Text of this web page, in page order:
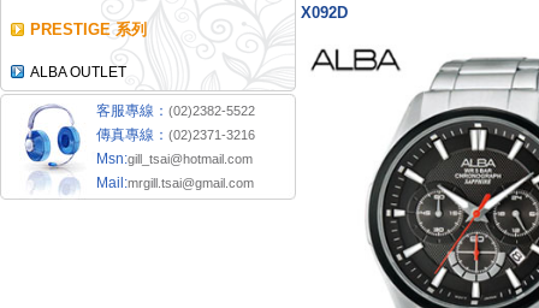
PRESTIGE 系列
ALBA OUTLET
客服專線： (02)2382-5522
傳真專線： (02)2371-3216
Msn:gill_tsai@hotmail.com
Mail:mrgill.tsai@gmail.com
X092D